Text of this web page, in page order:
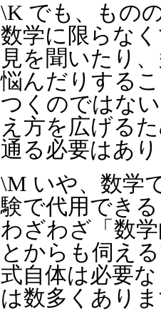
\K でも、もの
数学に限らな
見を聞いたり
悩んだりする
つくのではな
え方を広げる
通る必要はあ
\M いや、数学
験で代用でき
わざわざ「数
とからも伺え
式自体は必要
は数多くあり